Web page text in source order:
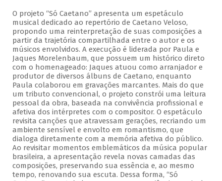
O projeto “Só Caetano” apresenta um espetáculo
musical dedicado ao repertório de Caetano Veloso,
propondo uma reinterpretação de suas composições a
partir da trajetória compartilhada entre o autor e os
músicos envolvidos. A execução é liderada por Paula e
Jaques Morelenbaum, que possuem um histórico direto
com o homenageado: Jaques atuou como arranjador e
produtor de diversos álbuns de Caetano, enquanto
Paula colaborou em gravações marcantes. Mais do que
um tributo convencional, o projeto constrói uma leitura
pessoal da obra, baseada na convivência profissional e
afetiva dos intérpretes com o compositor. O espetáculo
revisita canções que atravessam gerações, recriando um
ambiente sensível e envolto em romantismo, que
dialoga diretamente com a memória afetiva do público.
Ao revisitar momentos emblemáticos da música popular
brasileira, a apresentação revela novas camadas das
composições, preservando sua essência e, ao mesmo
tempo, renovando sua escuta. Dessa forma, “Só